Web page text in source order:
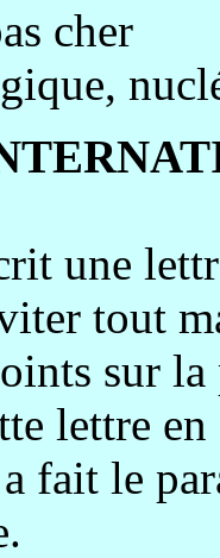
cher
une
tout
sur
lettre
fait le